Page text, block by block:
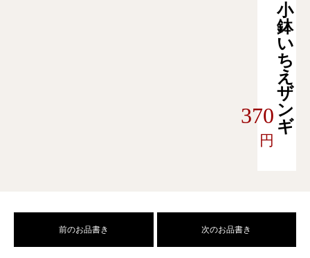
小
鉢
い
ち
え
ザ
ン
ギ
370
円
前のお品書き 次のお品書き